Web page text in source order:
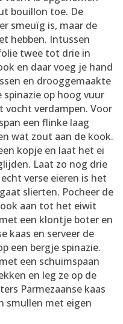
bouillon toe. De
smeuïg is, maar de
hebben. Intussen
twee tot drie in
en daar voeg je hand
en drooggemaakte
spinazie op hoog vuur
vocht verdampen. Voor
een flinke laag
wat zout aan de kook.
kopje en laat het ei
Laat zo nog drie
verse eieren is het
slierten. Pocheer de
aan tot het eiwit
een klontje boter en
kaas en serveer de
een bergje spinazie.
een schuimspaan
en leg ze op de
Parmezaanse kaas
smullen met eigen